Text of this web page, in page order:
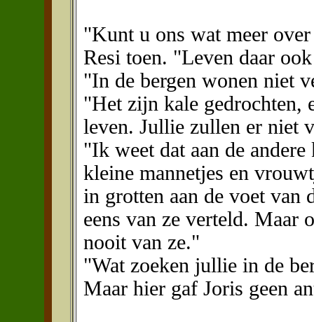
"Kunt u ons wat meer
Resi toen. "Leven daar
"In de bergen wonen niet
"Het zijn kale gedrochten,
leven. Jullie zullen er niet
"Ik weet dat aan de
kleine mannetjes en
in grotten aan de voet van
eens van ze verteld. Maar
nooit van ze."
"Wat zoeken jullie in de
Maar hier gaf Joris geen